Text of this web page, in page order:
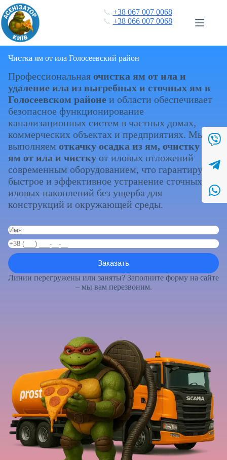
Перейти
к
сути
📞 +38 067 007 0068
📞 +38 066 007 0068
Чистка ям от ила Голосеевский район
Профессиональная очистка ям от ила и
удаление ила из выгребных и сточных ям в
Голосеевском районе и области обеспечивает
безопасное функционирование
канализационных систем в частных домах,
коммерческих объектах и предприятиях. Мы
выполняем откачку осадка из ям, очистку дна
ям от ила и чистку от иловых отложений
современным оборудованием, что гарантирует
быстрое и эффективное устранение сточных
иловых накоплений без ущерба для
конструкций и окружающей среды.
Линии перегружены или заняты? Заполните форму на сайте
– мы вам перезвоним.